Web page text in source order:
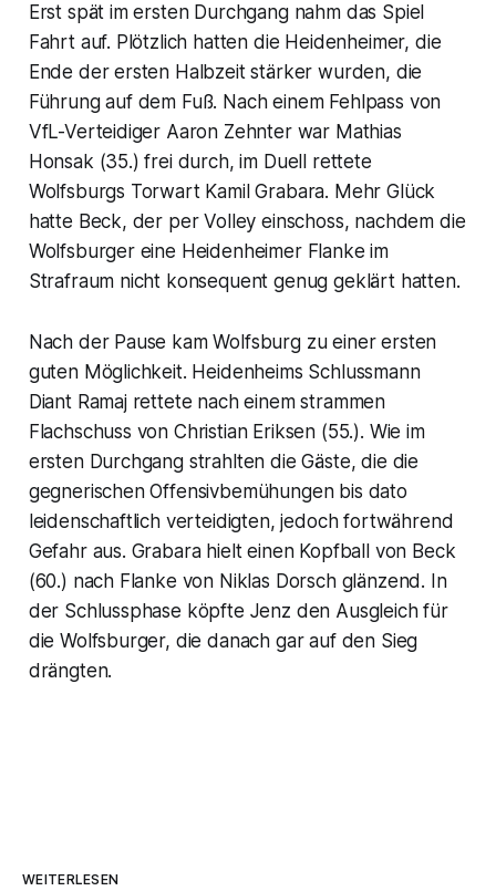
Erst spät im ersten Durchgang nahm das Spiel
Fahrt auf. Plötzlich hatten die Heidenheimer, die
Ende der ersten Halbzeit stärker wurden, die
Führung auf dem Fuß. Nach einem Fehlpass von
VfL-Verteidiger Aaron Zehnter war Mathias
Honsak (35.) frei durch, im Duell rettete
Wolfsburgs Torwart Kamil Grabara. Mehr Glück
hatte Beck, der per Volley einschoss, nachdem die
Wolfsburger eine Heidenheimer Flanke im
Strafraum nicht konsequent genug geklärt hatten.
Nach der Pause kam Wolfsburg zu einer ersten
guten Möglichkeit. Heidenheims Schlussmann
Diant Ramaj rettete nach einem strammen
Flachschuss von Christian Eriksen (55.). Wie im
ersten Durchgang strahlten die Gäste, die die
gegnerischen Offensivbemühungen bis dato
leidenschaftlich verteidigten, jedoch fortwährend
Gefahr aus. Grabara hielt einen Kopfball von Beck
(60.) nach Flanke von Niklas Dorsch glänzend. In
der Schlussphase köpfte Jenz den Ausgleich für
die Wolfsburger, die danach gar auf den Sieg
drängten.
WEITERLESEN